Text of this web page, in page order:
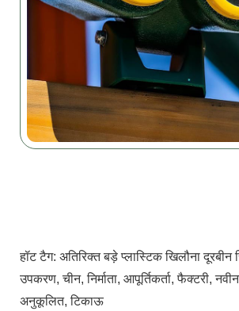
हॉट टैग: अतिरिक्त बड़े प्लास्टिक खिलौना
उपकरण, चीन, निर्माता, आपूर्तिकर्ता, फैक्टरी,
अनुकूलित, टिकाऊ